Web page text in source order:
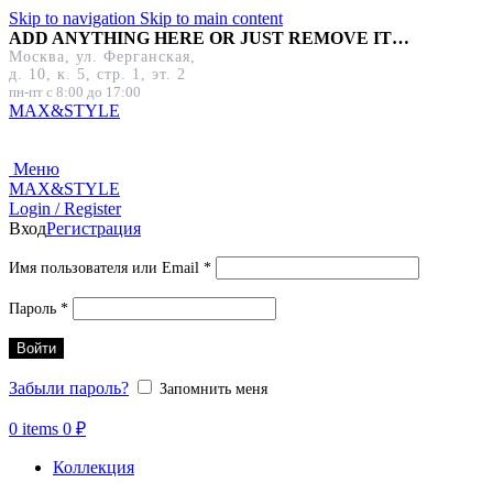
Skip to navigation Skip to main content
ADD ANYTHING HERE OR JUST REMOVE IT…
Москва, ул. Ферганская,
д. 10, к. 5, стр. 1, эт. 2
пн-пт с 8:00 до 17:00
MAX&STYLE
Меню
MAX&STYLE
Login / Register
ВходРегистрация
Имя пользователя или Email *Обязательно
Пароль *Обязательно
Войти
Забыли пароль? Запомнить меня
0 items 0 ₽
Коллекция